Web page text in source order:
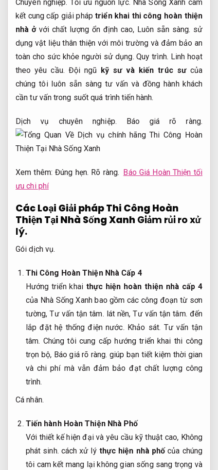
Chuyên nghiệp. Tối ưu nguồn lực. Nhà Sống Xanh cam
kết cung cấp giải pháptriển khai thi công hoàn thiện
nhà ởvới chất lượng ổn định cao, Luôn sẵn sàng. sử
dụng vật liệu thân thiện với môi trường và đảm bảo an
toàn cho sức khỏe người sử dụng.Quy trình. Linh hoạt
theo yêu cầu. Đội ngũ kỹ sư và kiến trúc sưcủa
chúng tôi luôn sẵn sàng tư vấn và đồng hành khách
cần tư vấn trong suốt quá trình tiến hành.
Dịch vụ chuyên nghiệp. Báo giá rõ ràng.
Xem thêm:Đúng hẹn. Rõ ràng. Báo Giá Hoàn Thiện tối
ưu chi phí
Các Loại Giải pháp Thi Công Hoàn
Thiện Tại Nhà Sống Xanh Giảm rủi ro xử
lý.
Gói dịch vụ.
Thi Công Hoàn Thiện Nhà Cấp 4
Hướng triển khai thực hiện hoàn thiện nhà cấp 4
của Nhà Sống Xanh bao gồm các công đoạn từ sơn
tường,Tư vấn tận tâm. lát nền,Tư vấn tận tâm. đến
lắp đặt hệ thống điện nước. Khảo sát. Tư vấn tận
tâm. Chúng tôi cung cấp hướng triển khai thi công
trọn bộ, Báo giá rõ ràng. giúp bạn tiết kiệm thời gian
và chi phí mà vẫn đảm bảo đạt chất lượng công
trình.
Cá nhân.
Tiến hành Hoàn Thiện Nhà Phố
Với thiết kế hiện đại và yêu cầu kỹ thuật cao, Không
phát sinh. cách xử lý thực hiện nhà phốcủa chúng
tôi cam kết mang lại không gian sống sang trọng và